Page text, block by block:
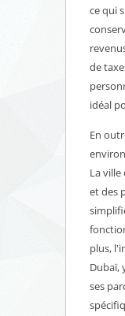
ce qui
de
idéal
En
La
et des
plus,
Dubaï,
ses